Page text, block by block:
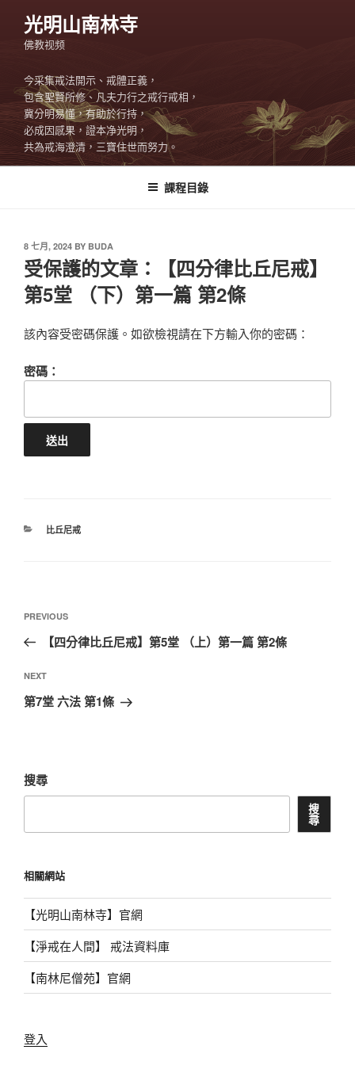
content
光明山南林寺
佛教视频
今采集戒法開示、戒體正義，
包含聖賢所修、凡夫力行之戒行戒相，
冀分明易懂，有助於行持，
必成因感果，證本净光明，
共為戒海澄清，三寶住世而努力。
課程目錄
POSTED
ON
8 七月, 2024 BY BUDA
受保護的文章：【四分律比丘尼戒】
第5堂 （下）第一篇 第2條
該內容受密碼保護。如欲檢視請在下方輸入你的密碼：
密碼：
CATEGORIES
比丘尼戒
導
覽
Previous
Post
PREVIOUS
【四分律比丘尼戒】第5堂 （上）第一篇 第2條
Next
Post
NEXT
第7堂 六法 第1條
搜尋
搜
尋
相關網站
【光明山南林寺】官網
【淨戒在人間】 戒法資料庫
【南林尼僧苑】官網
登入